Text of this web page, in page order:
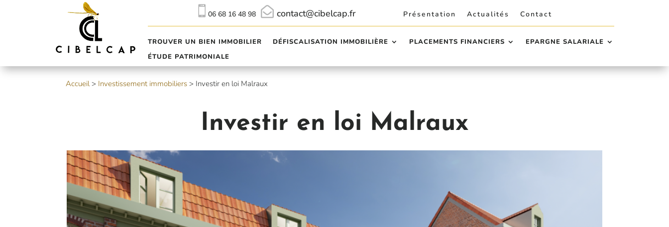
 06 68 16 48 98  contact@cibelcap.fr Présentation Actualités Contact
TROUVER UN BIEN IMMOBILIER DÉFISCALISATION IMMOBILIÈRE PLACEMENTS FINANCIERS
EPARGNE SALARIALE
ÉTUDE PATRIMONIALE
Accueil > Investissement immobiliers > Investir en loi Malraux
Investir en loi Malraux